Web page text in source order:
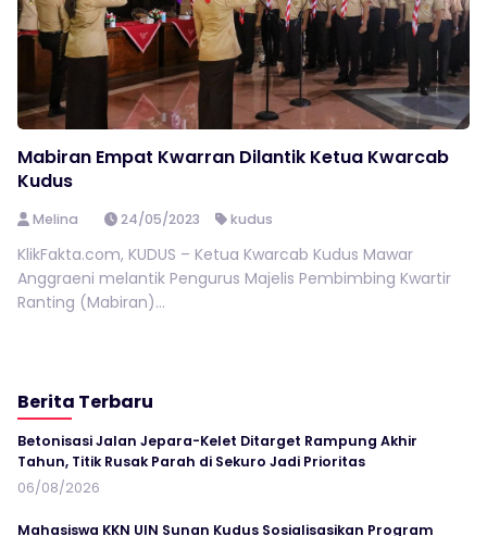
Mabiran Empat Kwarran Dilantik Ketua Kwarcab
Kudus
Melina 24/05/2023 kudus
KlikFakta.com, KUDUS – Ketua Kwarcab Kudus Mawar
Anggraeni melantik Pengurus Majelis Pembimbing Kwartir
Ranting (Mabiran)...
Berita Terbaru
Betonisasi Jalan Jepara-Kelet Ditarget Rampung Akhir
Tahun, Titik Rusak Parah di Sekuro Jadi Prioritas
06/08/2026
Mahasiswa KKN UIN Sunan Kudus Sosialisasikan Program